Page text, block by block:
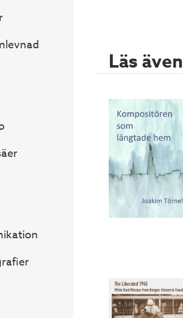
Läs även